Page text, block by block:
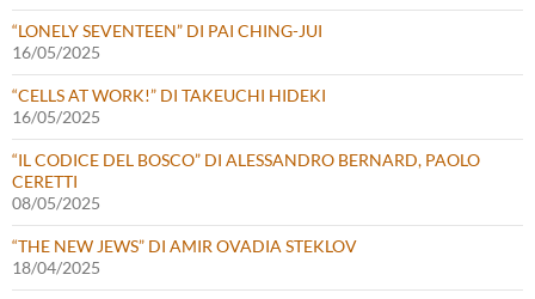
“LONELY SEVENTEEN” DI PAI CHING-JUI
16/05/2025
“CELLS AT WORK!” DI TAKEUCHI HIDEKI
16/05/2025
“IL CODICE DEL BOSCO” DI ALESSANDRO BERNARD, PAOLO
CERETTI
08/05/2025
“THE NEW JEWS” DI AMIR OVADIA STEKLOV
18/04/2025